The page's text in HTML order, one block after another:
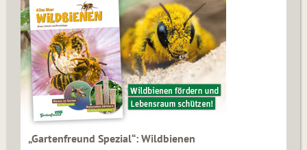
„Gartenfreund Spezial“: Wildbienen